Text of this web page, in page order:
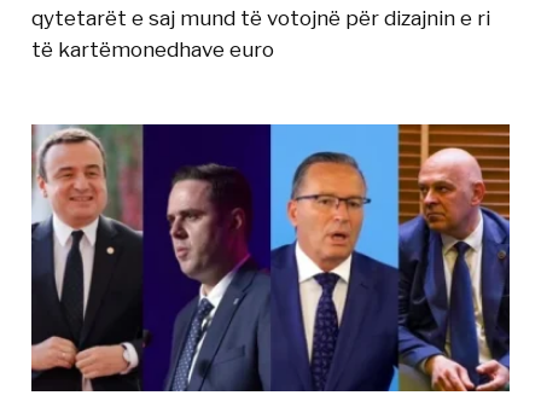
qytetarët e saj mund të votojnë për dizajnin e ri
të kartëmonedhave euro